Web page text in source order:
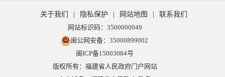
关于我们 隐私保护 网站地图
联系我们
网站标识码：3500000049
闽公网安备：35000899002
闽ICP备15003084号
版权所有：福建省人民政府门户网站